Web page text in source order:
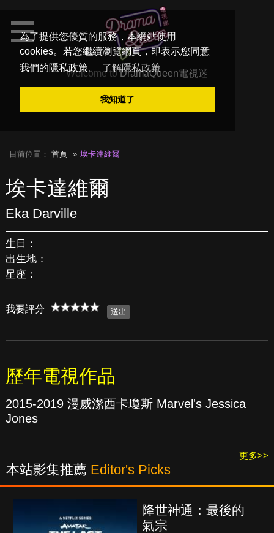
為了提供您優質的服務，本網站使用
cookies。若您繼續瀏覽網頁，即表示您同意
我們的隱私政策。
了解隱私政策
我知道了
Welcome toDramaQueen電視迷
目前位置： 首頁 埃卡達維爾
埃卡達維爾
Eka Darville
生日：
出生地：
星座：
我要評分
歷年電視作品
2015-2019 漫威潔西卡瓊斯 Marvel's Jessica
Jones
更多>>
本站影集推薦 Editor's Picks
降世神通：最後的
氣宗